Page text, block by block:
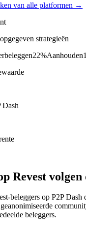
van alle platformen →
strategieën
22%Aanhouden
Dash
Revest volgen
beleggers op P2P Dash
beleggers.